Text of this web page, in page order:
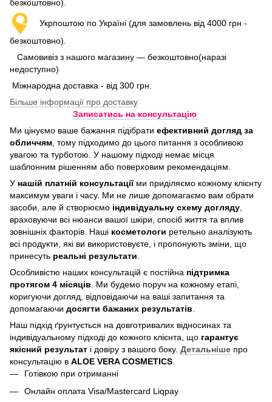
безкоштовно).
Укрпоштою по Україні (для замовлень від 4000 грн -
безкоштовно).
Самовивіз з нашого магазину — безкоштовно(наразі
недоступно)
Міжнародна доставка - від 300 грн.
Більше інформації про доставку
Записатись на консультацію
Ми цінуємо ваше бажання підібрати ефективний догляд за
обличчям , тому підходимо до цього питання з особливою
увагою та турботою. У нашому підході немає місця
шаблонним рішенням або поверховим рекомендаціям.
У нашій платній консультаціїми приділяємо кожному клієнту
максимум уваги і часу. Ми не лише допомагаємо вам обрати
засоби, але й створюємо індивідуальну схему догляду
враховуючи всі нюанси вашої шкіри, спосіб життя та вплив
зовнішніх факторів. Наші косметологи ретельно аналізують
всі продукти, які ви використовуєте, і пропонують зміни, що
принесуть реальні результати
Особливістю наших консультацій є постійна підтримка
протягом 4 місяців . Ми будемо поруч на кожному етапі,
коригуючи догляд, відповідаючи на ваші запитання та
допомагаючи досягти бажаних результатів
Наш підхід ґрунтується на довготривалих відносинах та
індивідуальному підході до кожного клієнта, що гарантує
якісний результат і довіру з вашого боку. Детальніше про
консультацію в ALOE VERA COSMETICS
Готівкою при отриманні
Онлайн оплата Visa/Mastercard Liqpay